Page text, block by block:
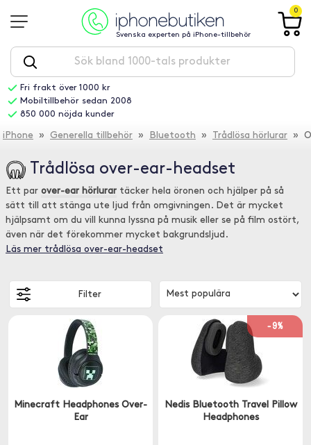
Svenska experten på iPhone-tillbehör
0
Fri frakt över 1000 kr
Mobiltillbehör sedan 2008
850 000 nöjda kunder
iPhone » Generella tillbehör » Bluetooth » Trådlösa hörlurar »
Trådlösa over-ear-headset
Ett par over-ear hörlurar täcker hela öronen och hjälper på så
sätt till att stänga ute ljud från omgivningen. Det är mycket
hjälpsamt om du vill kunna lyssna på musik eller se på film ostört,
även när det förekommer mycket bakgrundsljud.
Läs mer trådlösa over-ear-headset
Filter
Minecraft Headphones Over-
Ear
-9%
Nedis Bluetooth Travel Pillow
Headphones